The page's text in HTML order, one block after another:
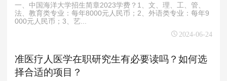
一、中国海洋大学招生简章2023学费？1、文、理、工、管、
法、教育类专业：每年8000元人民币；2、外语类专业：每年9
000元人民币；3、艺...
2024-06-24
准医疗人医学在职研究生有必要读吗？如何选
择合适的项目？